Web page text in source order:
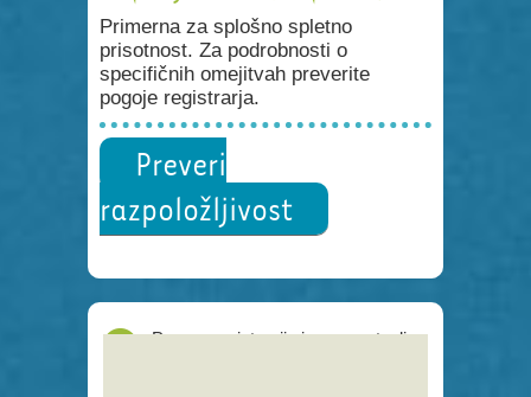
Primerna za splošno spletno
prisotnost. Za podrobnosti o
specifičnih omejitvah preverite
pogoje registrarja.
Preveri
razpoložljivost
Proces registracije je poenostavljen